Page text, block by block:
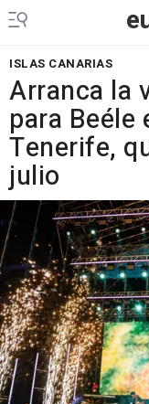
ISLAS CANARIAS
Arranca la
para Beéle
Tenerife,
julio